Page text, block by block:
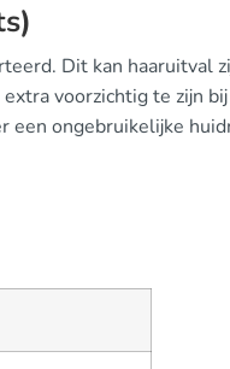
Dit kan haaruitval
voorzichtig te zijn
een ongebruikelijke